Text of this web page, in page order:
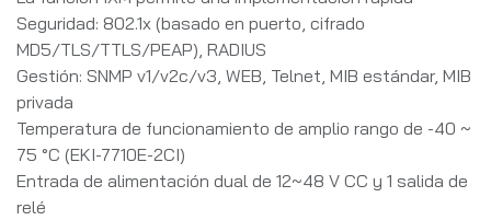
Seguridad: 802.1x (basado en puerto, cifrado
MD5/TLS/TTLS/PEAP), RADIUS
Gestión: SNMP v1/v2c/v3, WEB, Telnet, MIB estándar, MIB
privada
Temperatura de funcionamiento de amplio rango de -40 ~
75 °C (EKI-7710E-2CI)
Entrada de alimentación dual de 12~48 V CC y 1 salida de
relé